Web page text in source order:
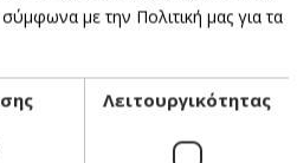
ENGLISH
με την Πολιτική μας για τα
Λειτουργικότητας